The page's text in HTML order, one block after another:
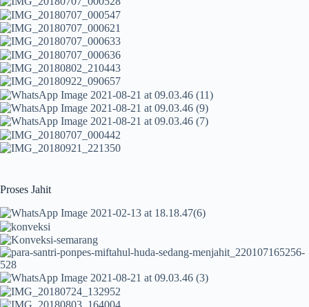
Proses Jahit